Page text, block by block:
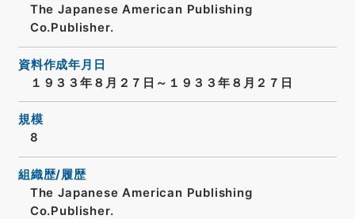
The Japanese American Publishing
Co.Publisher.
資料作成年月日
１９３３年８月２７日～１９３３年８月２７日
規模
8
組織歴/履歴
The Japanese American Publishing
Co.Publisher.